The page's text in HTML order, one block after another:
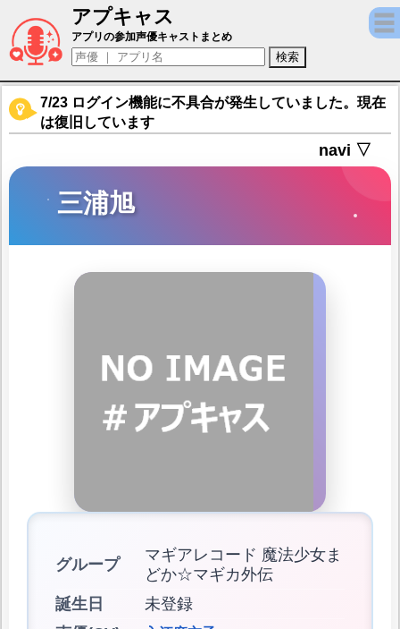
アプキャス
三浦旭（声優：入江麻衣子)【マギアレコー
アプリの参加声優キャストまとめ
7/23 ログイン機能に不具合が発生していました。現在
は復旧しています
navi ▽
三浦旭
グループ
マギアレコード 魔法少女ま
どか☆マギカ外伝
誕生日
未登録